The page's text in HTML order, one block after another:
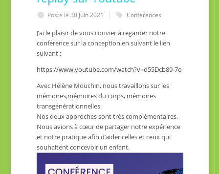
Posté le 30 juin 2021 Conférences
J’ai le plaisir de vous convier à regarder notre
conférence sur la conception en suivant le lien
suivant :
https://www.youtube.com/watch?v=d55Dcb89-7o
Avec Hélène Mouchin, nous travaillons sur les
mémoires,mémoires du corps, mémoires
transgénérationnelles.
Nos deux approches sont très complémentaires.
Nous avions à cœur de partager notre expérience
et notre pratique afin d’aider celles et ceux qui
souhaitent concevoir un enfant.